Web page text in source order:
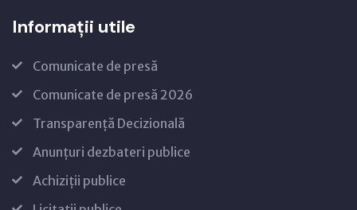
Informații utile
Comunicate de presă
Comunicate de presă 2026
Transparență Decizională
Anunțuri dezbateri publice
Achiziții publice